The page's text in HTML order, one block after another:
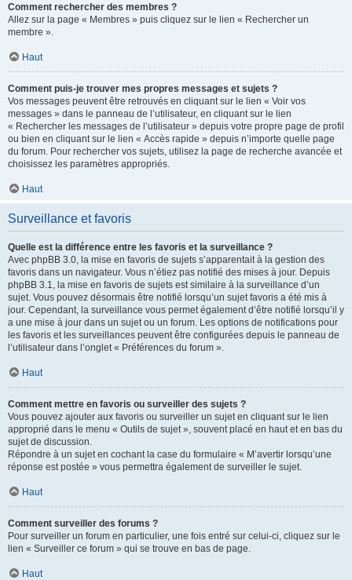
Comment rechercher des membres ?
Allez sur la page « Membres » puis cliquez sur le lien « Rechercher un
membre ».
Haut
Comment puis-je trouver mes propres messages et sujets ?
Vos messages peuvent être retrouvés en cliquant sur le lien « Voir vos
messages » dans le panneau de l’utilisateur, en cliquant sur le lien
« Rechercher les messages de l’utilisateur » depuis votre propre page de profil
ou bien en cliquant sur le lien « Accès rapide » depuis n’importe quelle page
du forum. Pour rechercher vos sujets, utilisez la page de recherche avancée et
choisissez les paramètres appropriés.
Haut
Surveillance et favoris
Quelle est la différence entre les favoris et la surveillance ?
Avec phpBB 3.0, la mise en favoris de sujets s’apparentait à la gestion des
favoris dans un navigateur. Vous n’étiez pas notifié des mises à jour. Depuis
phpBB 3.1, la mise en favoris de sujets est similaire à la surveillance d’un
sujet. Vous pouvez désormais être notifié lorsqu’un sujet favoris a été mis à
jour. Cependant, la surveillance vous permet également d’être notifié lorsqu’il y
a une mise à jour dans un sujet ou un forum. Les options de notifications pour
les favoris et les surveillances peuvent être configurées depuis le panneau de
l’utilisateur dans l’onglet « Préférences du forum ».
Haut
Comment mettre en favoris ou surveiller des sujets ?
Vous pouvez ajouter aux favoris ou surveiller un sujet en cliquant sur le lien
approprié dans le menu « Outils de sujet », souvent placé en haut et en bas du
sujet de discussion.
Répondre à un sujet en cochant la case du formulaire « M’avertir lorsqu’une
réponse est postée » vous permettra également de surveiller le sujet.
Haut
Comment surveiller des forums ?
Pour surveiller un forum en particulier, une fois entré sur celui-ci, cliquez sur le
lien « Surveiller ce forum » qui se trouve en bas de page.
Haut